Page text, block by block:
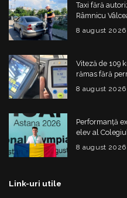
Taxi fără
Râmnicu
de 6 luni
8 august 2026
Viteză de 109
rămas fără
4.325 de lei
8 august 2026
Performanță
elev al
Basarab”, a
Internațională
8 august 2026
Link-uri utile